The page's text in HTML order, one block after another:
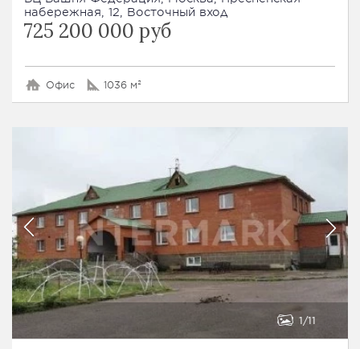
набережная, 12, Восточный вход
725 200 000 руб
Офис 1036 м²
1 11